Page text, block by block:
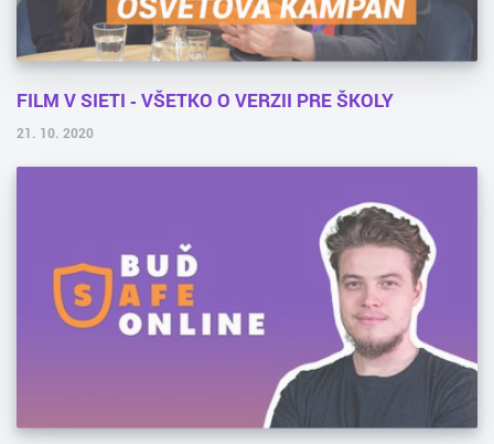
FILM V SIETI ‑ VŠETKO O VERZII PRE ŠKOLY
21. 10. 2020